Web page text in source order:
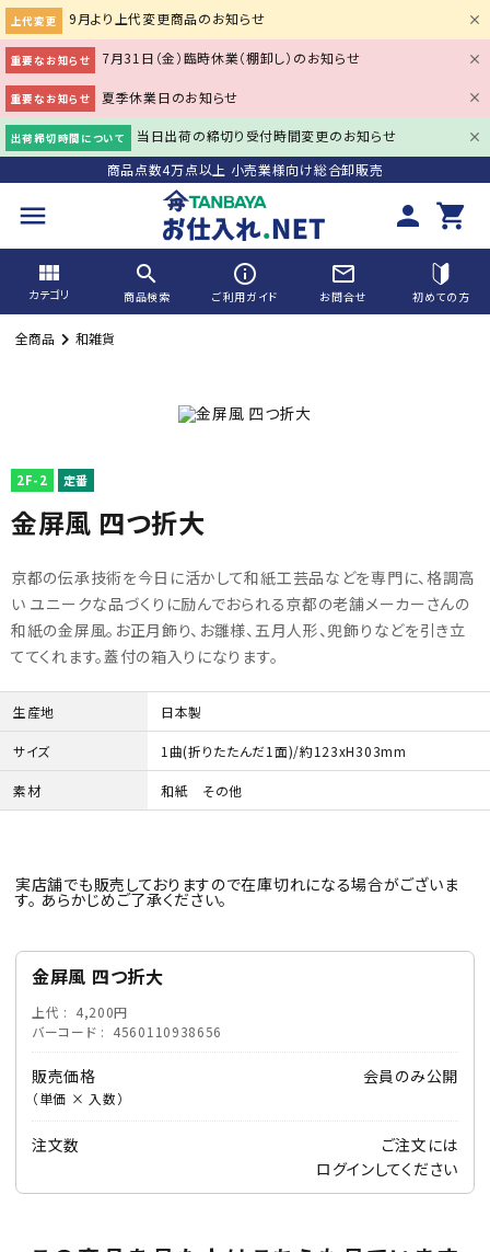
上代変更 9月より上代変更商品のお知らせ
重要なお知らせ 7月31日（金）臨時休業（棚卸し）のお知らせ
重要なお知らせ 夏季休業日のお知らせ
出荷締切時間について
当日出荷の締切り受付時間変更のお知らせ
商品点数4万点以上 小売業様向け総合卸販売
menu person shopping_cart
view_module
カテゴリ
search
商品検索
info_outline
ご利用ガイド
mail_outline
お問合せ 初めての方
meeting_room ログイン 会員登録
初めての方へ
ご利用ガイド
プライバシーポリシー
特定商取引法について
全商品 和雑貨
2F-2 定番
金屏風 四つ折大
京都の伝承技術を今日に活かして和紙工芸品などを専門に、格調高
い ユニークな品づくりに励んでおられる京都の老舗メーカーさんの
和紙の金屏風。お正月飾り、お雛様、五月人形、兜飾りなどを引き立
ててくれます。蓋付の箱入りになります。
生産地 日本製
サイズ 1曲(折りたたんだ1面)/約123xH303mm
素材 和紙 その他
実店舗でも販売しておりますので在庫切れになる場合がございま
す。 あらかじめご了承ください。
金屏風 四つ折大
上代
4,200円
バーコード
4560110938656
販売価格
（単価 × 入数）
会員のみ公開
注文数
ご注文には
ログインしてください